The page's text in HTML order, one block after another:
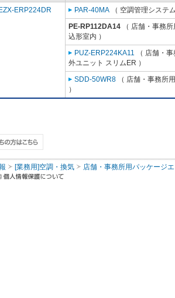
ERP224DR
PAR-40MA （ 空調管理システ
PE-RP112DA14 （ 店舗・事務
込形室内 ）
PUZ-ERP224KA11 （ 店舗・
外ユニット スリムER ）
SDD-50WR8 （ 店舗・事務所
）
[業務用]空調・換気 店舗・事務所用パッケージ